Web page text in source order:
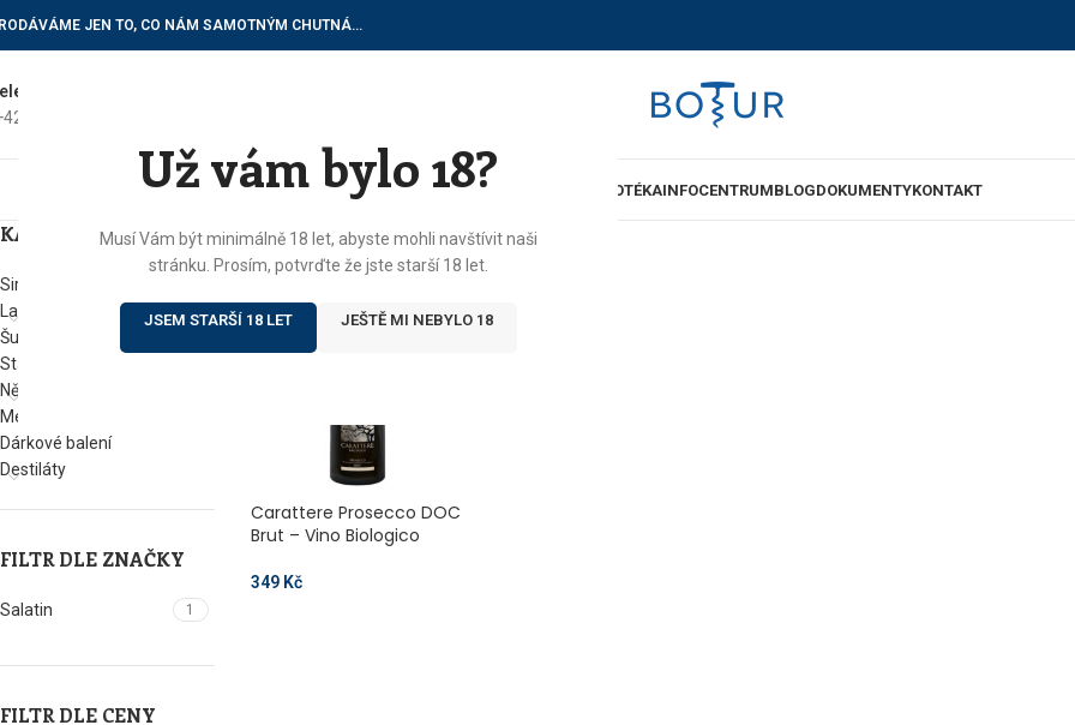
Už vám bylo 18?
Musí Vám být minimálně 18 let, abyste mohli navštívit naši
stránku. Prosím, potvrďte že jste starší 18 let.
JSEM STARŠÍ 18 LET JEŠTĚ MI NEBYLO 18
JEN TO, CO NÁM SAMOTNÝM CHUTNÁ…
do vinotéky
602 622 522
ÚVOD VINOTÉKAINFOCENTRUMBLOGDOKUMENTYKONTAKT
KATEGORIE
Sirupy
Lahvové víno
Šumivá vína
Stáčená vína
Něco na zub
Med od Boturů
Dárkové balení
Destiláty
FILTR DLE ZNAČKY
Salatin 1
FILTR DLE CENY
Domů/Produkty se štítkem „carattere“
Carattere Prosecco DOC
Brut – Vino Biologico
349 Kč